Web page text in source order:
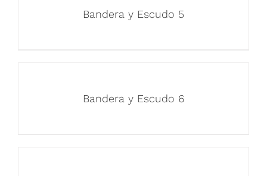
Bandera y Escudo 5
Bandera y Escudo 6